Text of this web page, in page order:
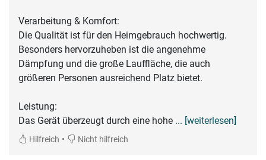
Verarbeitung & Komfort:
Die Qualität ist für den Heimgebrauch hochwertig.
Besonders hervorzuheben ist die angenehme
Dämpfung und die große Lauffläche, die auch
größeren Personen ausreichend Platz bietet.
Leistung:
Das Gerät überzeugt durch eine hohe ... [weiterlesen]
Hilfreich • Nicht hilfreich